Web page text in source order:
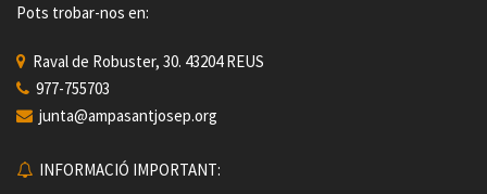
Pots trobar-nos en:
Raval de Robuster, 30. 43204 REUS
977-755703
junta@ampasantjosep.org
INFORMACIÓ IMPORTANT: